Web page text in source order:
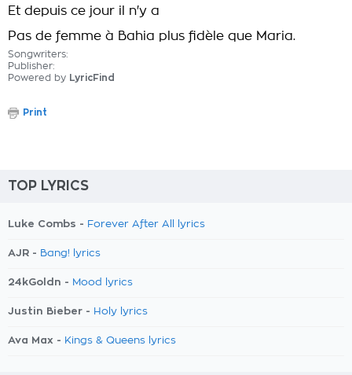
Et depuis ce jour il n'y a
Pas de femme à Bahia plus fidèle que Maria.
Songwriters:
Publisher:
Powered by LyricFind
Print
TOP LYRICS
Luke Combs - Forever After All lyrics
AJR - Bang! lyrics
24kGoldn - Mood lyrics
Justin Bieber - Holy lyrics
Ava Max - Kings & Queens lyrics